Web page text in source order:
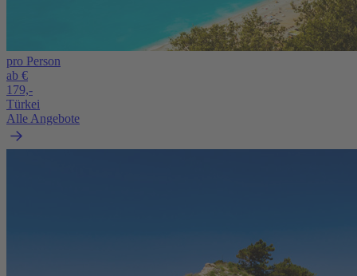
pro Person
ab €
179,-
Türkei
Alle Angebote